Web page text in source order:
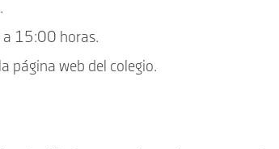
a 15:00 horas.
página web del colegio.